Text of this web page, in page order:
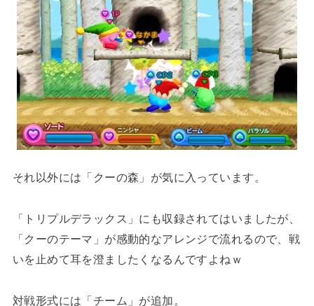
それ以外には「クーの森」が気に入っています。
「トリプルデラックス」にも収録されてはいましたが、
「クーのテーマ」が感動的なアレンジで流れるので、戦
いを止めて耳を澄ましたくなるんですよねｗ
対戦形式には「チーム」が追加。